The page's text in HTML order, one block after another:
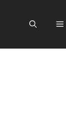
القائمة